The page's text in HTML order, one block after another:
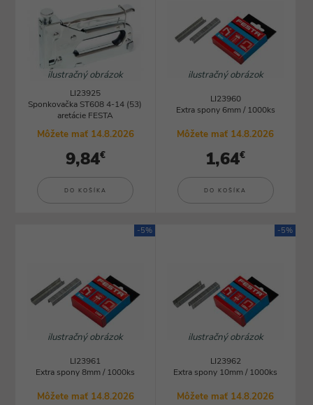
ilustračný obrázok
LI23925
Sponkovačka ST608 4-14 (53)
aretácie FESTA
Môžete mať 14.8.2026
9,84€
DO KOŠÍKA
ilustračný obrázok
LI23960
Extra spony 6mm / 1000ks
Môžete mať 14.8.2026
1,64€
DO KOŠÍKA
-5%
ilustračný obrázok
LI23961
Extra spony 8mm / 1000ks
Môžete mať 14.8.2026
-5%
ilustračný obrázok
LI23962
Extra spony 10mm / 1000ks
Môžete mať 14.8.2026